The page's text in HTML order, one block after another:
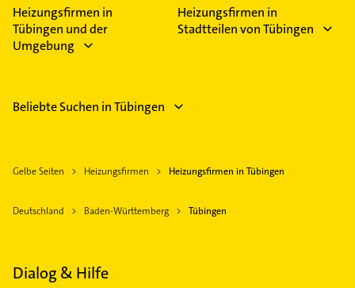
Heizungsfirmen in
Tübingen und der
Umgebung
Heizungsfirmen in
Stadtteilen von Tübingen
Beliebte Suchen in Tübingen
Gelbe Seiten Heizungsfirmen Heizungsfirmen in Tübingen
Deutschland Baden-Württemberg Tübingen
Dialog & Hilfe